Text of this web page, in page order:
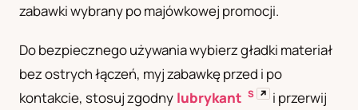
zabawki wybrany po majówkowej promocji.
Do bezpiecznego używania wybierz gładki materiał
bez ostrych łączeń, myj zabawkę przed i po
kontakcie, stosuj zgodny lubrykant S ↗ i przerwij